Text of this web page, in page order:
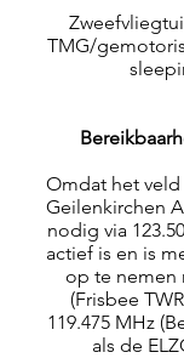
TMG/
Omdat het veld
Geilenkirchen
nodig via
actief is en is
op te nemen
(Frisbee
119.475 MHz
als de